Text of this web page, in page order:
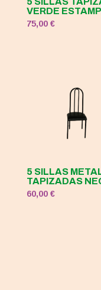
VERDE
75,00 €
5 SILLAS
TAPIZADAS
60,00 €